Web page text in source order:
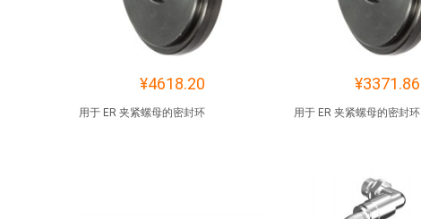
¥4618.20
用于 ER 夹紧螺母的密封环
¥3371.86
用于 ER 夹紧螺母的密封环